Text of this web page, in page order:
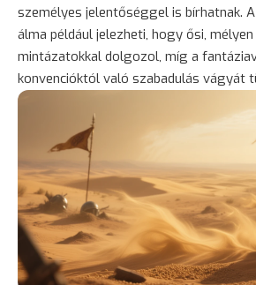
személyes jelentőséggel is bírhatnak.
álma például jelezheti, hogy ősi,
mintázatokkal dolgozol, míg a
konvencióktól való szabadulás vágyát